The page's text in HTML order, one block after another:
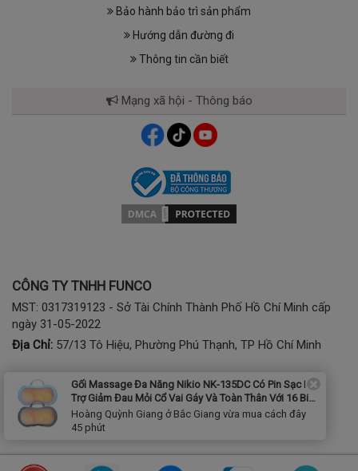
Bảo hành bảo trì sản phẩm
Hướng dẫn đường đi
Thông tin cần biết
Mạng xã hội - Thông báo
CÔNG TY TNHH FUNCO
MST: 0317319123 - Sở Tài Chính Thành Phố Hồ Chí Minh cấp
ngày 31-05-2022
Địa Chỉ: 57/13 Tô Hiệu, Phường Phú Thạnh, TP Hồ Chí Minh
Mua hàng:
1900 2807 - (028) 7777 2807 (phím 1)
Bảo hành, kỹ thuật: (028) 3974 2186; Tel/Zalo: 0941797286
Khách Hàng Dự Án:
Gối Massage Đa Năng Nikio NK-135DC Có Pin Sạc Hỗ
Trợ Giảm Đau Mỏi Cổ Vai Gáy Và Toàn Thân Với 16 Bi
Xoay Day Ấn
Hoàng Quỳnh Giang ở Bắc Giang vừa mua cách đây
45 phút